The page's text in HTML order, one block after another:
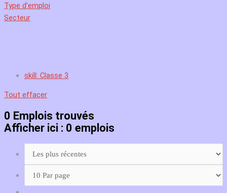
Type d'emploi
Secteur
skill: Classe 3
Tout effacer
0 Emplois trouvés
Afficher ici : 0 emplois